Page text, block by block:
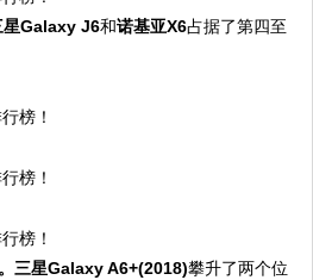
星Galaxy J6和诺基亚X6占据了第四至
三星Galaxy A6+(2018)攀升了两个位